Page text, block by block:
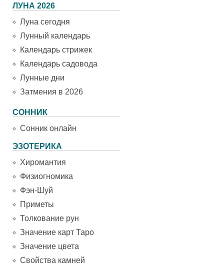
ЛУНА 2026
Луна сегодня
Лунный календарь
Календарь стрижек
Календарь садовода
Лунные дни
Затмения в 2026
СОННИК
Сонник онлайн
ЭЗОТЕРИКА
Хиромантия
Физиогномика
Фэн-Шуй
Приметы
Толкование рун
Значение карт Таро
Значение цвета
Свойства камней